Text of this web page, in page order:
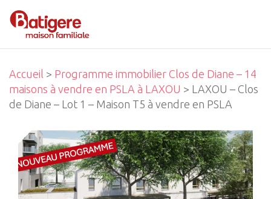
Accueil > Programme immobilier Clos de Diane – 14
maisons à vendre en PSLA à LAXOU > LAXOU – Clos
de Diane – Lot 1 – Maison T5 à vendre en PSLA